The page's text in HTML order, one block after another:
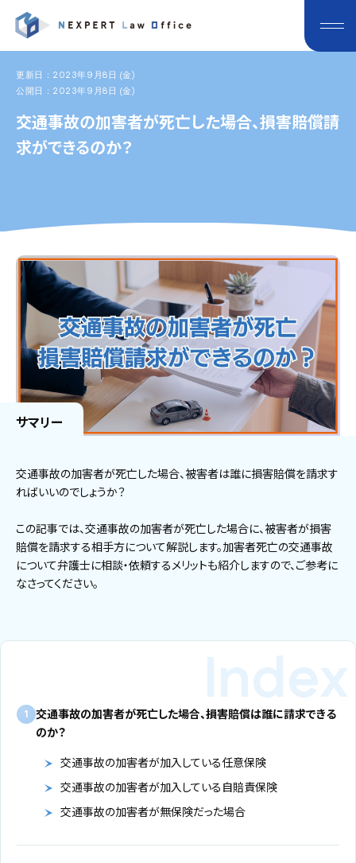
更新日：2023年9月8日 (金)
公開日：2023年9月8日 (金)
交通事故の加害者が死亡した場合、損害賠償請
求ができるのか？
サマリー
交通事故の加害者が死亡した場合、被害者は誰に損害賠償を請求す
ればいいのでしょうか？
この記事では、交通事故の加害者が死亡した場合に、被害者が損害
賠償を請求する相手方について解説します。加害者死亡の交通事故
について弁護士に相談・依頼するメリットも紹介しますので、ご参考に
なさってください。
1 交通事故の加害者が死亡した場合、損害賠償は誰に請求できる
のか？
交通事故の加害者が加入している任意保険
交通事故の加害者が加入している自賠責保険
交通事故の加害者が無保険だった場合